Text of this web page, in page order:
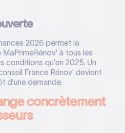
2026 permet la
à tous les
conditions qu'en 2025. Un
France Rénov' devient
d'une demande.
concrètement